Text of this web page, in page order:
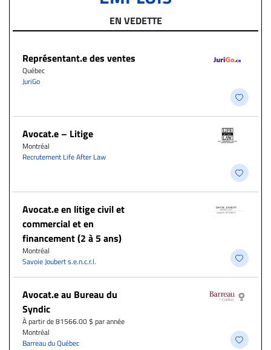
EN VEDETTE
Représentant.e des ventes
Québec
JuriGo
Avocat.e – Litige
Montréal
Recrutement Life After Law
Avocat.e en litige civil et
commercial et en
financement (2 à 5 ans)
Montréal
Savoie Joubert s.e.n.c.r.l.
Avocat.e au Bureau du
Syndic
À partir de 81566.00 $ par année
Montréal
Barreau du Québec